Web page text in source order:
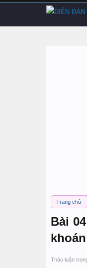
Trang chủ
Bài
Thảo luận